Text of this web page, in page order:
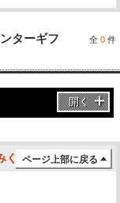
ターギフ
全 0 件
開く
ください
ページ上部に戻る